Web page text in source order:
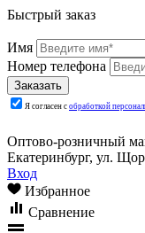
Быстрый заказ
Имя
Номер телефона
Я согласен с обработкой
Оптово-розничный
Екатеринбург, ул.
Вход
Избранное
Сравнение